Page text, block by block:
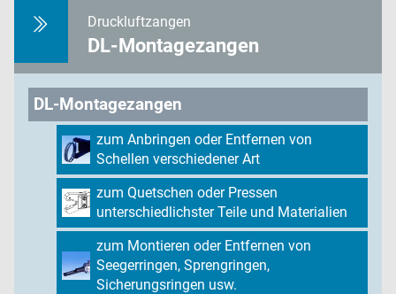
Druckluftzangen
DL-Montagezangen
DL-Montagezangen
zum Anbringen oder Entfernen von
Schellen verschiedener Art
zum Quetschen oder Pressen
unterschiedlichster Teile und Materialien
zum Montieren oder Entfernen von
Seegerringen, Sprengringen,
Sicherungsringen usw.